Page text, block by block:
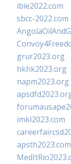
ibie2022.com
sbcc-2022.com
grur2023.org
hkhk2023.org
napm2023.org
imkl2023.com
apsth2023.com